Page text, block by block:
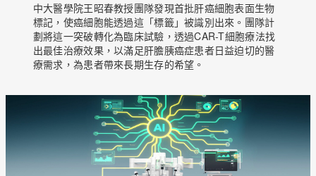
中大醫學院王昭春教授團隊發現首批肝癌細胞表面生物
標記，使癌細胞能透過這「標籤」被識別出來。團隊計
劃將這一突破轉化為臨床試驗，透過CAR-T細胞療法找
出最佳治療效果，以滿足肝膽胰癌症患者日益迫切的醫
療需求，為患者帶來長期生存的希望。